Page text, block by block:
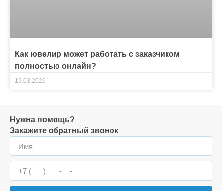
Как ювелир может работать с заказчиком
полностью онлайн?
19.03.2026
Нужна помощь?
Закажите обратный звонок